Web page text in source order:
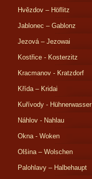
Hvězdov – Höflitz
Jablonec – Gablonz
Jezová – Jezowai
Kostřice - Kosterzitz
Kracmanov - Kratzdorf
Křída – Kridai
Kuřívody - Hühnerwasser
Náhlov - Nahlau
Okna - Woken
Olšina – Wolschen
Palohlavy – Halbehaupt